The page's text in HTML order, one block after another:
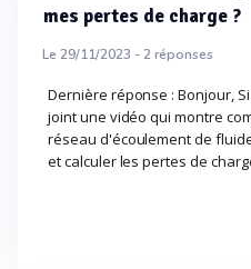
mes pertes de charge ?
Le 29/11/2023 -2réponses
Dernière réponse : Bonjour,
joint une vidéo qui montre
réseau d'écoulement de
et calculer les pertes de